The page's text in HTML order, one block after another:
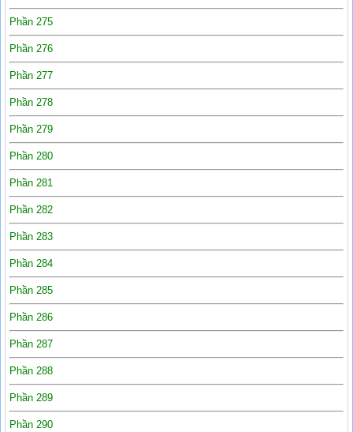
Phần 275
Phần 276
Phần 277
Phần 278
Phần 279
Phần 280
Phần 281
Phần 282
Phần 283
Phần 284
Phần 285
Phần 286
Phần 287
Phần 288
Phần 289
Phần 290